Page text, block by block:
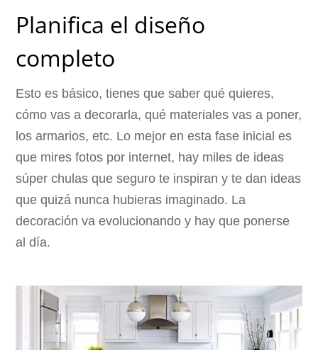
Planifica el diseño
completo
Esto es básico, tienes que saber qué quieres,
cómo vas a decorarla, qué materiales vas a poner,
los armarios, etc. Lo mejor en esta fase inicial es
que mires fotos por internet, hay miles de ideas
súper chulas que seguro te inspiran y te dan ideas
que quizá nunca hubieras imaginado. La
decoración va evolucionando y hay que ponerse
al día.